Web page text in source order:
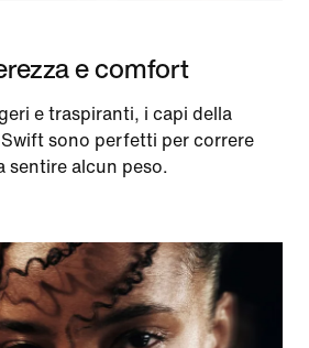
e comfort
e traspiranti, i capi della
sono perfetti per correre
sentire alcun peso.